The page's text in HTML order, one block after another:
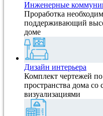
Инженерные
Проработка
поддерживающий
доме
Дизайн интерьера
Комплект чертежей
пространства дома
визуализациями